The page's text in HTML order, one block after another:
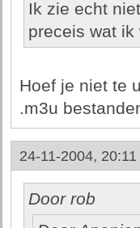
Ik zie echt
preceis wat ik
Hoef je niet te
.m3u
24-11-2004,
Door rob